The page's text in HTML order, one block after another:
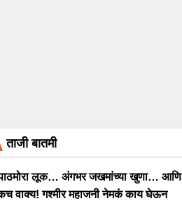
ताजी बातमी
लूक… अंगभर जखमांच्या खुणा… आणि
वाक्य! गश्मीर महाजनी नेमकं काय घेऊन